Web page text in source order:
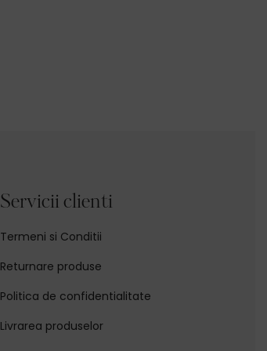
Servicii clienti
Termeni si Conditii
Returnare produse
Politica de confidentialitate
Livrarea produselor